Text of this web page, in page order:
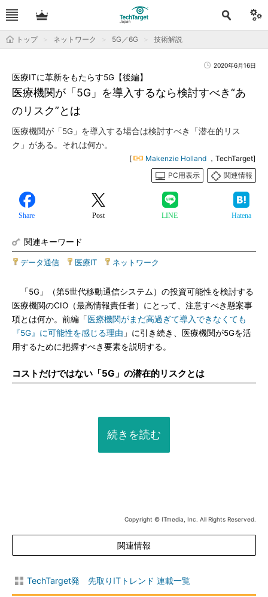
トップ ネットワーク 5G／6G 技術解説
2020年6月16日
医療機関が「5G」を導入するなら検討すべき“あ
のリスク”とは
医療ITに革新をもたらす5G【後編】
医療機関が「5G」を導入する場合は検討すべき「潜在的リス
ク」がある。それは何か。
[ Makenzie Holland ，TechTarget]
PC用表示
関連情報
Share Post LINE Hatena
関連キーワード
データ通信 医療IT ネットワーク
「5G」（第5世代移動通信システム）の投資可能性を検討する
医療機関のCIO（最高情報責任者）にとって、注意すべき懸案事
項とは何か。前編「 医療機関がまだ高過ぎて導入できなくても
『5G』に可能性を感じる理由 」に引き続き、医療機関が5Gを活
用するために把握すべき要素を説明する。
コストだけではない「5G」の潜在的リスクとは
続きを読む
Copyright © ITmedia, Inc. All Rights Reserved.
関連情報
TechTarget発 先取りITトレンド 連載一覧